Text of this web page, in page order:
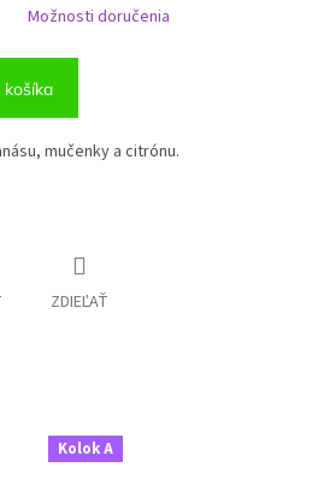
Možnosti doručenia
košíka
mučenky a citrónu.
ZDIEĽAŤ
Kolok A